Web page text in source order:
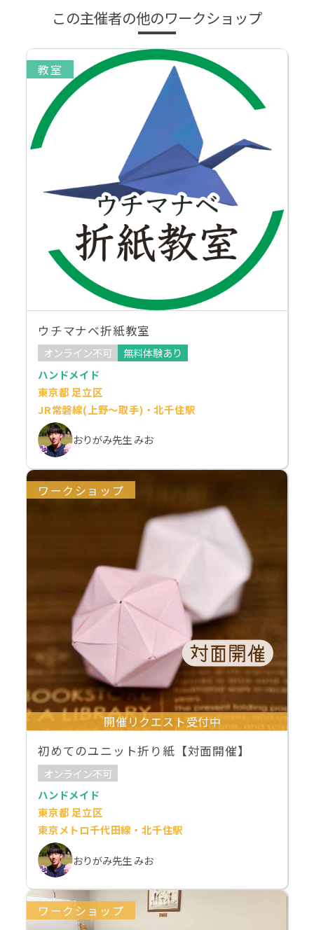
この主催者の他のワークショップ
教室
ウチマナベ折紙教室
オンライン不可
無料体験あり
ハンドメイド
東京都 足立区
JR常磐線(上野～取手)・北千住駅
おりがみ先生 みお
ワークショップ
開催リクエスト受付中
初めてのユニット折り紙【対面開催】
オンライン不可
ハンドメイド
東京都 足立区
東京メトロ千代田線・北千住駅
おりがみ先生 みお
ワークショップ